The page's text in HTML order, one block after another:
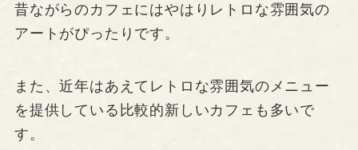
昔ながらのカフェにはやはりレトロな雰囲気の
アートがぴったりです。
また、近年はあえてレトロな雰囲気のメニュー
を提供している比較的新しいカフェも多いで
す。